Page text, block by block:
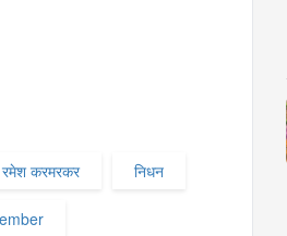
रमेश करमरकर निधन